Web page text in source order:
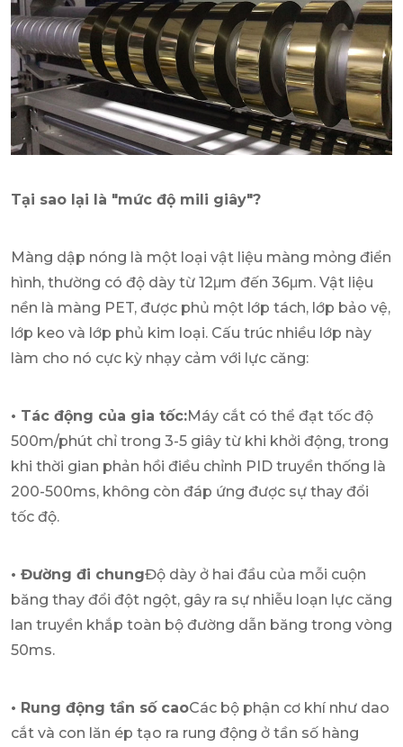
Tại sao lại là "mức độ mili giây"?
Màng dập nóng là một loại vật liệu màng mỏng điển
hình, thường có độ dày từ 12μm đến 36μm. Vật liệu
nền là màng PET, được phủ một lớp tách, lớp bảo vệ,
lớp keo và lớp phủ kim loại. Cấu trúc nhiều lớp này
làm cho nó cực kỳ nhạy cảm với lực căng:
• Tác động của gia tốc:Máy cắt có thể đạt tốc độ
500m/phút chỉ trong 3-5 giây từ khi khởi động, trong
khi thời gian phản hồi điều chỉnh PID truyền thống là
200-500ms, không còn đáp ứng được sự thay đổi
tốc độ.
• Đường đi chungĐộ dày ở hai đầu của mỗi cuộn
băng thay đổi đột ngột, gây ra sự nhiễu loạn lực căng
lan truyền khắp toàn bộ đường dẫn băng trong vòng
50ms.
• Rung động tần số caoCác bộ phận cơ khí như dao
cắt và con lăn ép tạo ra rung động ở tần số hàng